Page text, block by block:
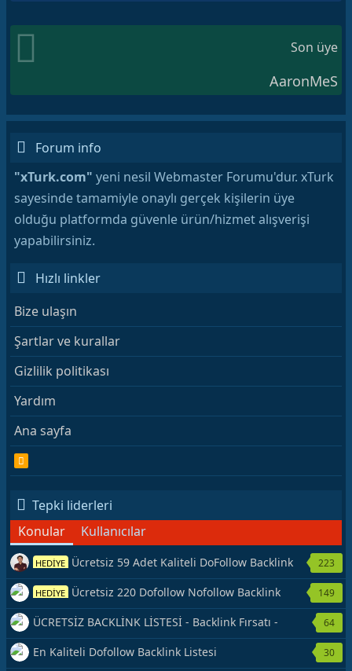
Son üye
AaronMeS
Forum info
"xTurk.com" yeni nesil Webmaster Forumu'dur. xTurk
sayesinde tamamiyle onaylı gerçek kişilerin üye
olduğu platformda güvenle ürün/hizmet alışverişi
yapabilirsiniz.
Hızlı linkler
Bize ulaşın
Şartlar ve kurallar
Gizlilik politikası
Yardım
Ana sayfa
S
Tepki liderleri
Konular
Kullanıcılar
HEDİYE Ücretsiz 59 Adet Kaliteli DoFollow Backlink
Kaynağı Veriyorum.
223
HEDİYE Ücretsiz 220 Dofollow Nofollow Backlink
Veriyorum
149
ÜCRETSİZ BACKLİNK LİSTESİ - Backlink Fırsatı -
Hemen Yetiş!
64
En Kaliteli Dofollow Backlink Listesi 30